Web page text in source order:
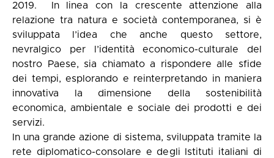
2019.
In linea con la crescente attenzione alla
relazione tra natura e società contemporanea, si è
sviluppata l’idea che anche questo settore,
nevralgico per l’identità economico-culturale del
nostro Paese, sia chiamato a rispondere alle sfide
dei tempi, esplorando e reinterpretando in maniera
innovativa la dimensione della sostenibilità
economica, ambientale e sociale dei prodotti e dei
servizi.
In una grande azione di sistema, sviluppata tramite la
rete diplomatico-consolare e degli Istituti italiani di